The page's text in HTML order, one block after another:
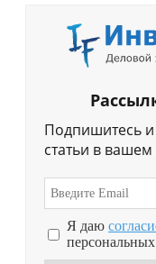
Подпишитесь
статьи в
Я даю